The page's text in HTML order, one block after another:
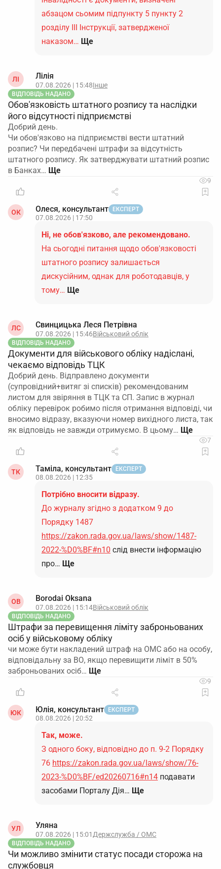
абзацом сьомим підпункту 5 пункту 2
розділу ІІІ Інструкції, затвердженої
наказом… Ще
ЛІ Лілія
07.08.2026 | 15:48Інше
ВІДПОВІДЬ НАДАНО
Обов'язковість штатного розпису та наслідки
його відсутності підприємстві
Добрий день.
Чи обов'язково на підприємстві вести штатний
розпис? Чи передбачені штрафи за відсутність
штатного розпису. Як затверджувати штатний розпис
в Банках…
9
ОК Олеся, консультант ЕКСПЕРТ
07.08.2026 | 17:50
Ні, не обов'язково, але рекомендовано.
На сьогодні питання щодо обов'язковості
штатного розпису залишається
дискусійним, однак для роботодавців, у
тому… Ще
ЛС Свинцицька Леся Петрівна
07.08.2026 | 15:46Військовий облік
ВІДПОВІДЬ НАДАНО
Документи для військового обліку надіслані,
чекаємо відповідь ТЦК
Добрий день. Відправлено документи
(супровідний+витяг зі списків) рекомендованим
листом для звіряння в ТЦК та СП. Запис в журнал
обліку перевірок робимо після отримання відповіді, чи
вносимо відразу, вказуючи номер вихідного листа, так
як відповідь не завжди отримуємо. В цьому…
7
ТК Таміла, консультант ЕКСПЕРТ
08.08.2026 | 12:35
Потрібно вносити відразу.
До журналу згідно з додатком 9 до
Порядку 1487
https://zakon.rada.gov.ua/laws/show/1487-
2022-%D0%BF#n10 слід внести інформацію
про… Ще
OB Borodai Oksana
07.08.2026 | 15:14Військовий облік
ВІДПОВІДЬ НАДАНО
Штрафи за перевищення ліміту заброньованих
осіб у військовому обліку
чи може бути накладений штраф на ОМС або на особу,
відповідальну за ВО, якщо перевищити ліміт в 50%
заброньованих осіб…
9
ЮК Юлія, консультант ЕКСПЕРТ
08.08.2026 | 20:52
Так, може.
З одного боку, відповідно до п. 9-2 Порядку
76 https://zakon.rada.gov.ua/laws/show/76-
2023-%D0%BF/ed20260716#n14 подавати
засобами Порталу Дія… Ще
УЛ Уляна
07.08.2026 | 15:01 Держслужба / ОМС
ВІДПОВІДЬ НАДАНО
Чи можливо змінити статус посади сторожа на
службовця